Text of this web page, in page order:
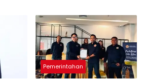
Pemerintahan